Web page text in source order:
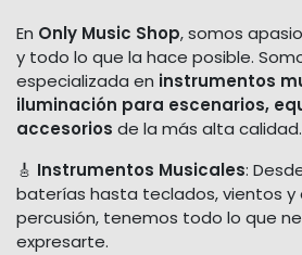
En Only Music Shop, somos
y todo lo que la hace posible.
especializada en instrumentos
iluminación para escenarios,
accesorios de la más alta calidad.
🎸 Instrumentos Musicales:
baterías hasta teclados, vientos y
percusión, tenemos todo lo que
expresarte.